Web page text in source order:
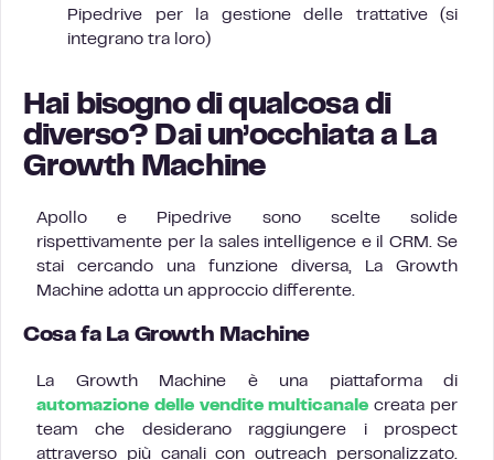
Pipedrive per la gestione delle trattative (si
integrano tra loro)
Hai bisogno di qualcosa di
diverso? Dai un’occhiata a La
Growth Machine
Apollo e Pipedrive sono scelte solide
rispettivamente per la sales intelligence e il CRM. Se
stai cercando una funzione diversa, La Growth
Machine adotta un approccio differente.
Cosa fa La Growth Machine
La Growth Machine è una piattaforma di
automazione delle vendite multicanale creata per
team che desiderano raggiungere i prospect
attraverso più canali con outreach personalizzato.